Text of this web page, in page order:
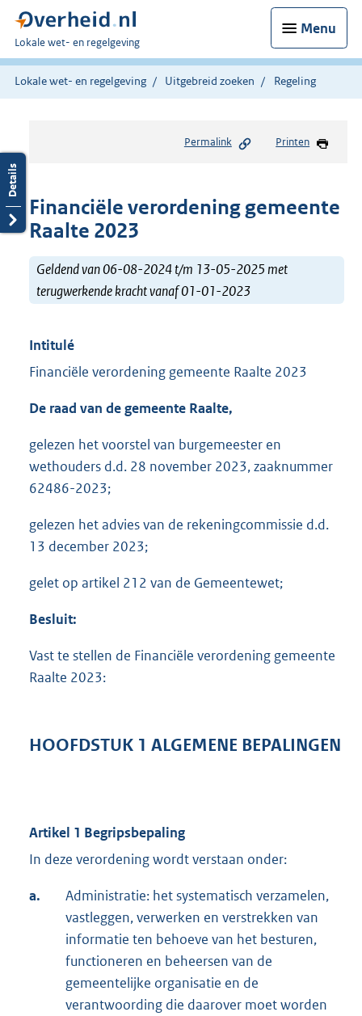
Menu
U
bent
hier:
Lokale wet- en regelgeving
Lokale wet- en regelgeving Uitgebreid zoeken Regeling
Permalink Printen
Financiële verordening gemeente
Raalte 2023
Geldend van 06-08-2024 t/m 13-05-2025 met
terugwerkende kracht vanaf 01-01-2023
Intitulé
Financiële verordening gemeente Raalte 2023
De raad van de gemeente Raalte,
gelezen het voorstel van burgemeester en
wethouders d.d. 28 november 2023, zaaknummer
62486-2023;
gelezen het advies van de rekeningcommissie d.d.
13 december 2023;
gelet op artikel 212 van de Gemeentewet;
Besluit:
Vast te stellen de Financiële verordening gemeente
Raalte 2023:
HOOFDSTUK 1 ALGEMENE BEPALINGEN
Artikel 1 Begripsbepaling
In deze verordening wordt verstaan onder:
a.
Administratie: het systematisch verzamelen,
vastleggen, verwerken en verstrekken van
informatie ten behoeve van het besturen,
functioneren en beheersen van de
gemeentelijke organisatie en de
verantwoording die daarover moet worden